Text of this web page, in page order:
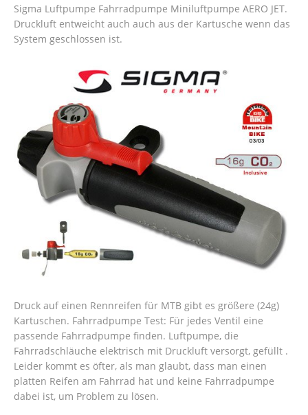
Sigma Luftpumpe Fahrradpumpe Miniluftpumpe AERO JET.
Druckluft entweicht auch auch aus der Kartusche wenn das
System geschlossen ist.
Druck auf einen Rennreifen für MTB gibt es größere (24g)
Kartuschen. Fahrradpumpe Test: Für jedes Ventil eine
passende Fahrradpumpe finden. Luftpumpe, die
Fahrradschläuche elektrisch mit Druckluft versorgt, gefüllt .
Leider kommt es öfter, als man glaubt, dass man einen
platten Reifen am Fahrrad hat und keine Fahrradpumpe
dabei ist, um Problem zu lösen.